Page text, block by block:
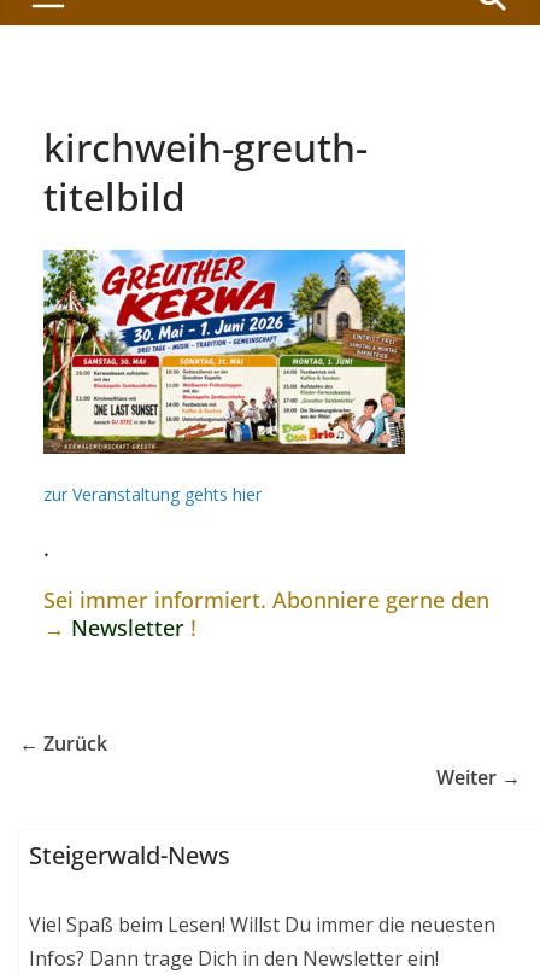
kirchweih-greuth-
titelbild
zur Veranstaltung gehts hier
.
Sei immer informiert. Abonniere gerne den
→ Newsletter !
← Zurück
Weiter →
Steigerwald-News
Viel Spaß beim Lesen! Willst Du immer die neuesten
Infos? Dann trage Dich in den Newsletter ein!